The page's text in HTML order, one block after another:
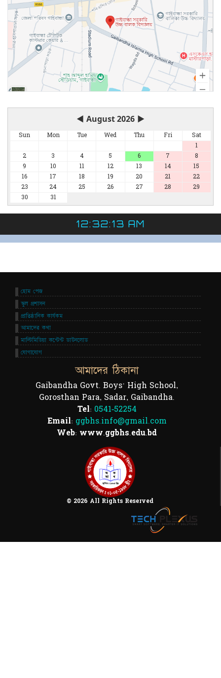
◀ August 2026 ▶
Sun Mon Tue Wed Thu Fri
Sat
1
2
3 4 5 6 7
8
9
10 11 12 13 14
15
16
17 18 19 20 21
22
23
24 25 26 27 28
29
30
31
12:32:13 AM
© 2026 All Rights Reserved
আমাদের ঠিকানা
Gaibandha Govt. Boys' High School,
Gorosthan Para, Sadar, Gaibandha.
Tel: 0541-52254
Email: ggbhs.info@gmail.com
Web: www.ggbhs.edu.bd
হোম পেজ
স্কুল প্রশাসন
প্রাতিষ্ঠানিক কার্যকম
আমাদের কথা
মাল্টিমিডিয়া কন্টেন্ট ডাউনলোড
যোগাযোগ